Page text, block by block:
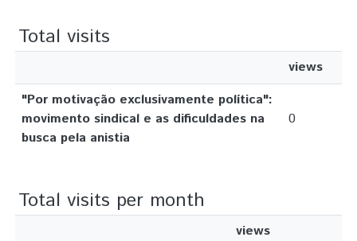
Total visits
views
"Por motivação exclusivamente política":
movimento sindical e as dificuldades na
busca pela anistia
0
Total visits per month
views